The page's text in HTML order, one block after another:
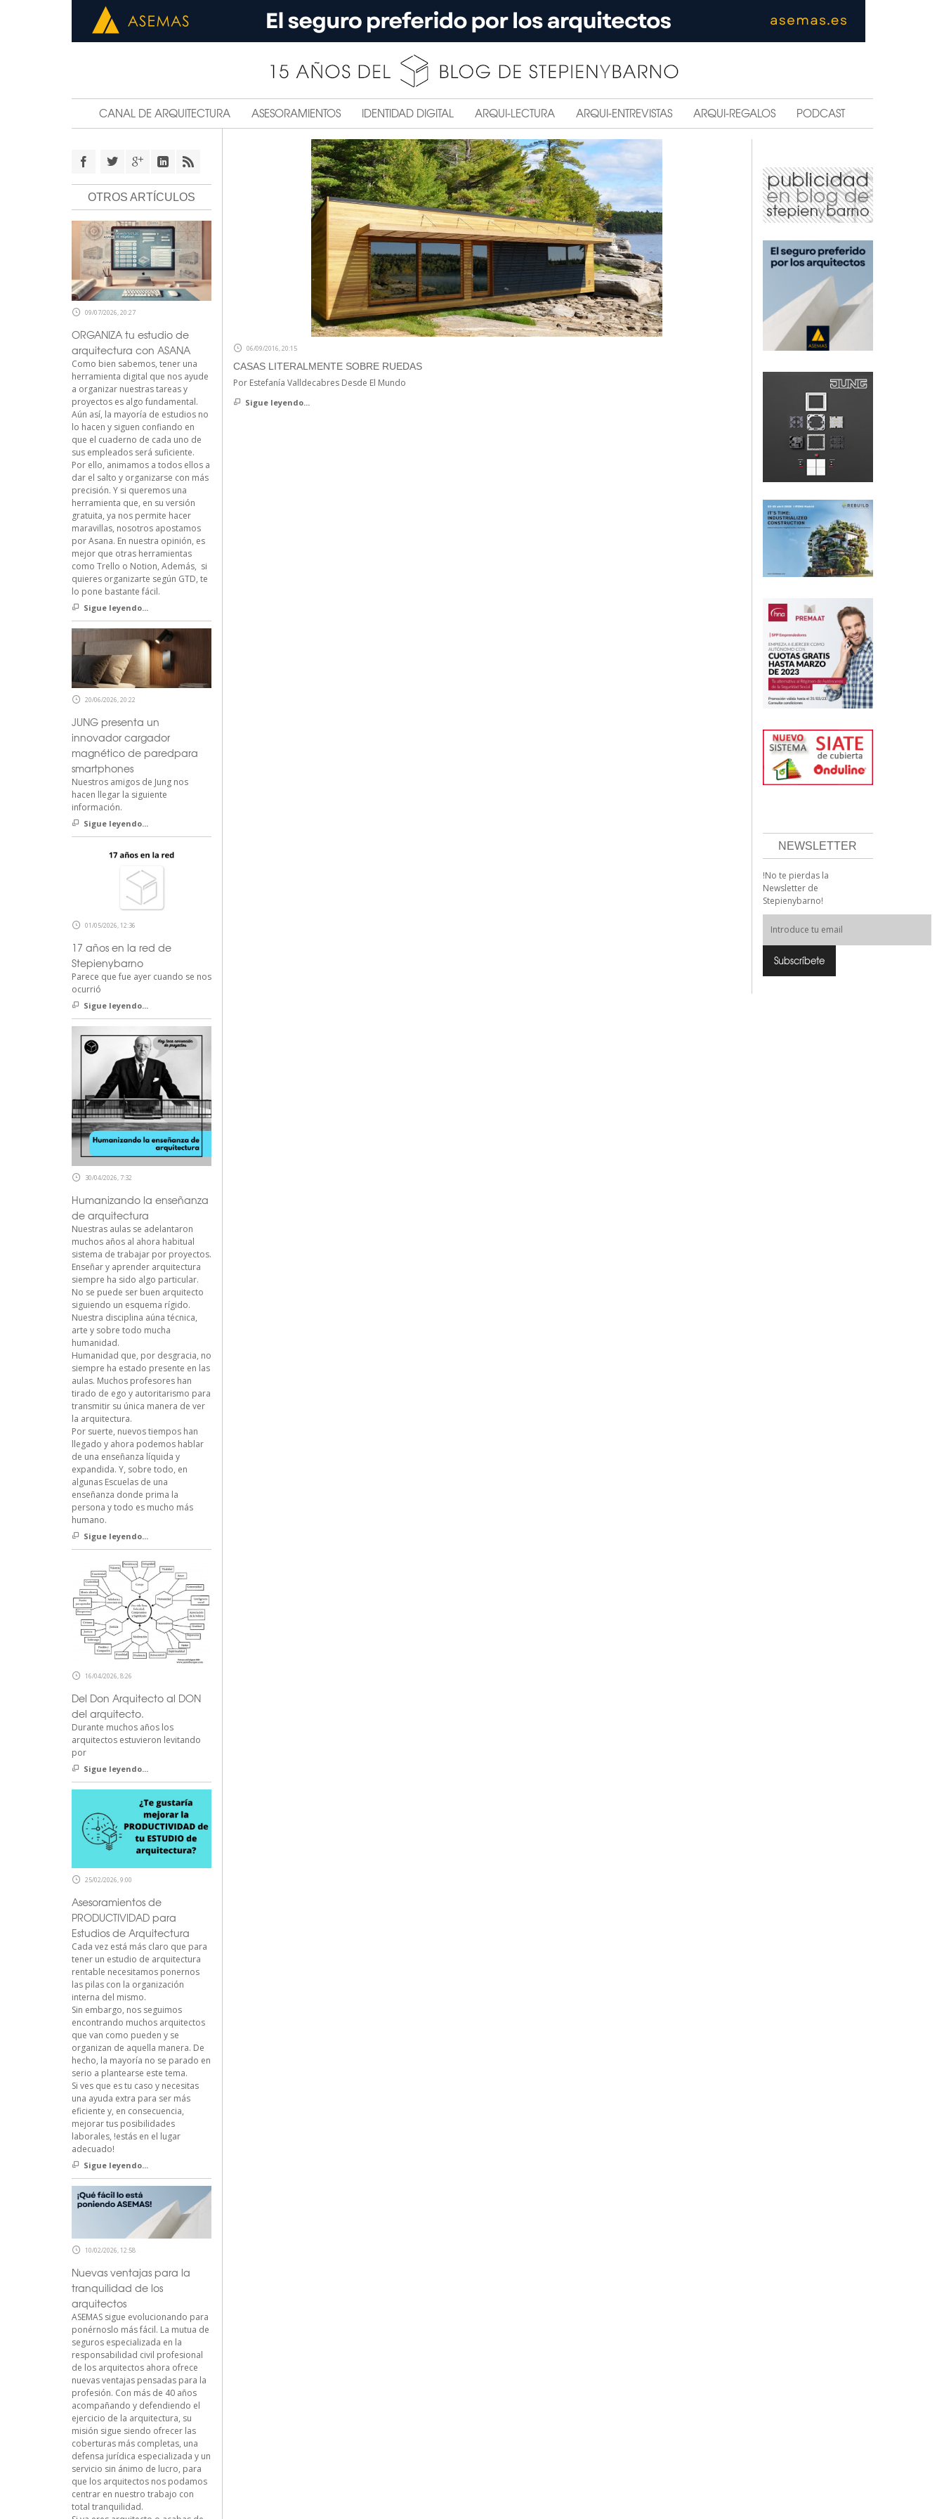
CANAL DE ARQUITECTURA ASESORAMIENTOS IDENTIDAD DIGITAL ARQUI-LECTURA ARQUI-ENTREVISTAS ARQUI-REGALOS PODCAST
06/09/2016, 20:15
CASAS LITERALMENTE SOBRE RUEDAS
Por Estefanía Valldecabres Desde El Mundo
Sigue leyendo...
NEWSLETTER
!No te pierdas la
Newsletter de
Stepienybarno!
OTROS ARTÍCULOS
09/07/2026, 20:27
ORGANIZA tu estudio de
arquitectura con ASANA
Como bien sabemos, tener una
herramienta digital que nos ayude
a organizar nuestras tareas y
proyectos es algo fundamental.
Aún así, la mayoría de estudios no
lo hacen y siguen confiando en
que el cuaderno de cada uno de
sus empleados será suficiente.
Por ello, animamos a todos ellos a
dar el salto y organizarse con más
precisión. Y si queremos una
herramienta que, en su versión
gratuita, ya nos permite hacer
maravillas, nosotros apostamos
por Asana. En nuestra opinión, es
mejor que otras herramientas
como Trello o Notion, Además, si
quieres organizarte según GTD, te
lo pone bastante fácil.
Sigue leyendo...
20/06/2026, 20:22
JUNG presenta un
innovador cargador
magnético de paredpara
smartphones
Nuestros amigos de Jung nos
hacen llegar la siguiente
información.
Sigue leyendo...
01/05/2026, 12:36
17 años en la red de
Stepienybarno
Parece que fue ayer cuando se nos
ocurrió
Sigue leyendo...
30/04/2026, 7:32
Humanizando la enseñanza
de arquitectura
Nuestras aulas se adelantaron
muchos años al ahora habitual
sistema de trabajar por proyectos.
Enseñar y aprender arquitectura
siempre ha sido algo particular.
No se puede ser buen arquitecto
siguiendo un esquema rígido.
Nuestra disciplina aúna técnica,
arte y sobre todo mucha
humanidad.
Humanidad que, por desgracia, no
siempre ha estado presente en las
aulas. Muchos profesores han
tirado de ego y autoritarismo para
transmitir su única manera de ver
la arquitectura.
Por suerte, nuevos tiempos han
llegado y ahora podemos hablar
de una enseñanza líquida y
expandida. Y, sobre todo, en
algunas Escuelas de una
enseñanza donde prima la
persona y todo es mucho más
humano.
Sigue leyendo...
16/04/2026, 8:26
Del Don Arquitecto al DON
del arquitecto.
Durante muchos años los
arquitectos estuvieron levitando
por
Sigue leyendo...
25/02/2026, 9:00
Asesoramientos de
PRODUCTIVIDAD para
Estudios de Arquitectura
Cada vez está más claro que para
tener un estudio de arquitectura
rentable necesitamos ponernos
las pilas con la organización
interna del mismo.
Sin embargo, nos seguimos
encontrando muchos arquitectos
que van como pueden y se
organizan de aquella manera. De
hecho, la mayoría no se parado en
serio a plantearse este tema.
Si ves que es tu caso y necesitas
una ayuda extra para ser más
eficiente y, en consecuencia,
mejorar tus posibilidades
laborales, !estás en el lugar
adecuado!
Sigue leyendo...
10/02/2026, 12:58
Nuevas ventajas para la
tranquilidad de los
arquitectos
ASEMAS sigue evolucionando para
ponérnoslo más fácil. La mutua de
seguros especializada en la
responsabilidad civil profesional
de los arquitectos ahora ofrece
nuevas ventajas pensadas para la
profesión. Con más de 40 años
acompañando y defendiendo el
ejercicio de la arquitectura, su
misión sigue siendo ofrecer las
coberturas más completas, una
defensa jurídica especializada y un
servicio sin ánimo de lucro, para
que los arquitectos nos podamos
centrar en nuestro trabajo con
total tranquilidad.